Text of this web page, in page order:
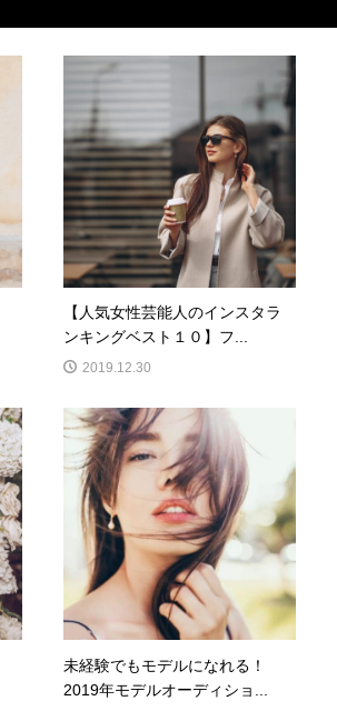
【人気女性芸能人のインスタラ
ンキングベスト１０】フ...
2019.12.30
未経験でもモデルになれる！
2019年モデルオーディショ...